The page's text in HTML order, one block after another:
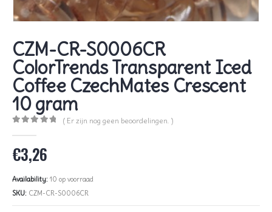
CZM-CR-S0006CR
ColorTrends Transparent Iced
Coffee CzechMates Crescent
10 gram
( Er zijn nog geen beoordelingen. )
€3,26
Availability: 10 op voorraad
SKU: CZM-CR-S0006CR